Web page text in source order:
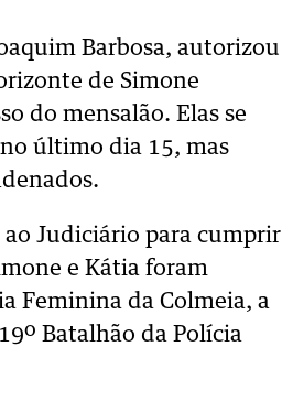
Barbosa, autorizou
de Simone
do mensalão. Elas se
último dia 15, mas
ao Judiciário para cumprir
e Kátia foram
Feminina da Colmeia, a
Batalhão da Polícia